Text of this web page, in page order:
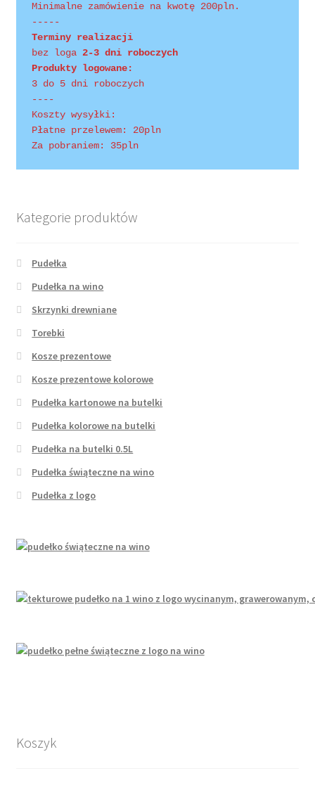
Shopping Tips
Terms of Use
Track Your Order
Minimalne zamówienie na kwotę 200pln.
-----
Terminy realizacji
bez loga 2-3 dni roboczych
Produkty logowane:
3 do 5 dni roboczych
----
Koszty wysyłki:
Płatne przelewem: 20pln
Za pobraniem: 35pln
Kategorie produktów
Pudełka
Pudełka na wino
Skrzynki drewniane
Torebki
Kosze prezentowe
Kosze prezentowe kolorowe
Pudełka kartonowe na butelki
Pudełka kolorowe na butelki
Pudełka na butelki 0.5L
Pudełka świąteczne na wino
Pudełka z logo
Koszyk